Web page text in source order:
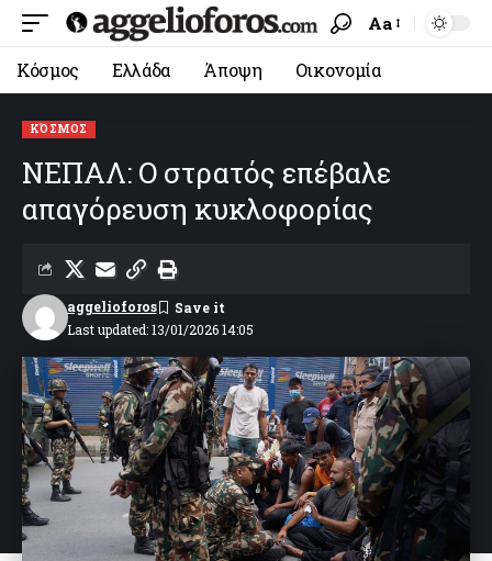
Aa
Κόσμος Ελλάδα Άποψη Οικονομία
ΚΌΣΜΟΣ
ΝΕΠΑΛ: Ο στρατός επέβαλε
απαγόρευση κυκλοφορίας
Last updated: 13/01/2026 14:05
aggelioforos